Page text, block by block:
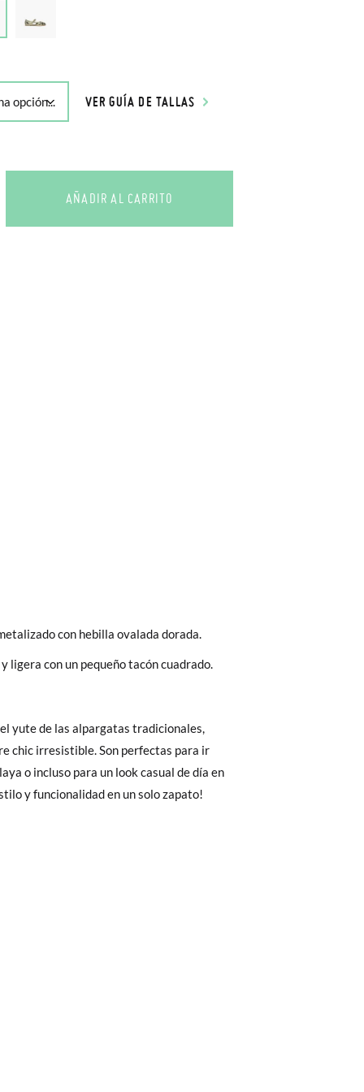
VER GUÍA DE TALLAS
AÑADIR AL CARRITO
con hebilla ovalada dorada.
ligera con un pequeño tacón cuadrado.
y funcionalidad en un solo zapato!
son GRATIS y puedes realizarlos
acelerar el envío, puedes por muy
precio final será el de los zapatos que
& Devoluciones
de nuestra web
de todo: te mandaremos otra